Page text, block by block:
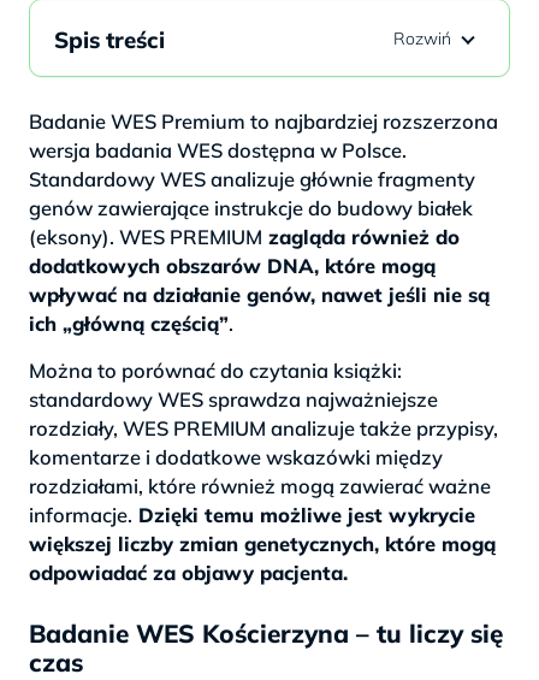
Badanie WES Premium to najbardziej rozszerzona
wersja badania WES dostępna w Polsce.
Standardowy WES analizuje głównie fragmenty
genów zawierające instrukcje do budowy białek
(eksony). WES PREMIUM zagląda również do
dodatkowych obszarów DNA, które mogą
wpływać na działanie genów, nawet jeśli nie są
ich „główną częścią”.
Można to porównać do czytania książki:
standardowy WES sprawdza najważniejsze
rozdziały, WES PREMIUM analizuje także przypisy,
komentarze i dodatkowe wskazówki między
rozdziałami, które również mogą zawierać ważne
informacje. Dzięki temu możliwe jest wykrycie
większej liczby zmian genetycznych, które mogą
odpowiadać za objawy pacjenta.
Badanie WES Kościerzyna – tu liczy się
czas
Spis treści